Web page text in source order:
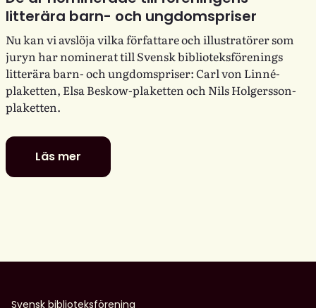
litterära barn- och ungdomspriser
Nu kan vi avslöja vilka författare och illustratörer som
juryn har nominerat till Svensk biblioteksförenings
litterära barn- och ungdomspriser: Carl von Linné-
plaketten, Elsa Beskow-plaketten och Nils Holgersson-
plaketten.
Läs mer
De
är
barn-
ungdomspriser
Svensk biblioteksförening